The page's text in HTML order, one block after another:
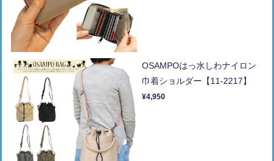
OSAMPOはっ水しわナイロン
巾着ショルダー【11-2217】
¥4,950